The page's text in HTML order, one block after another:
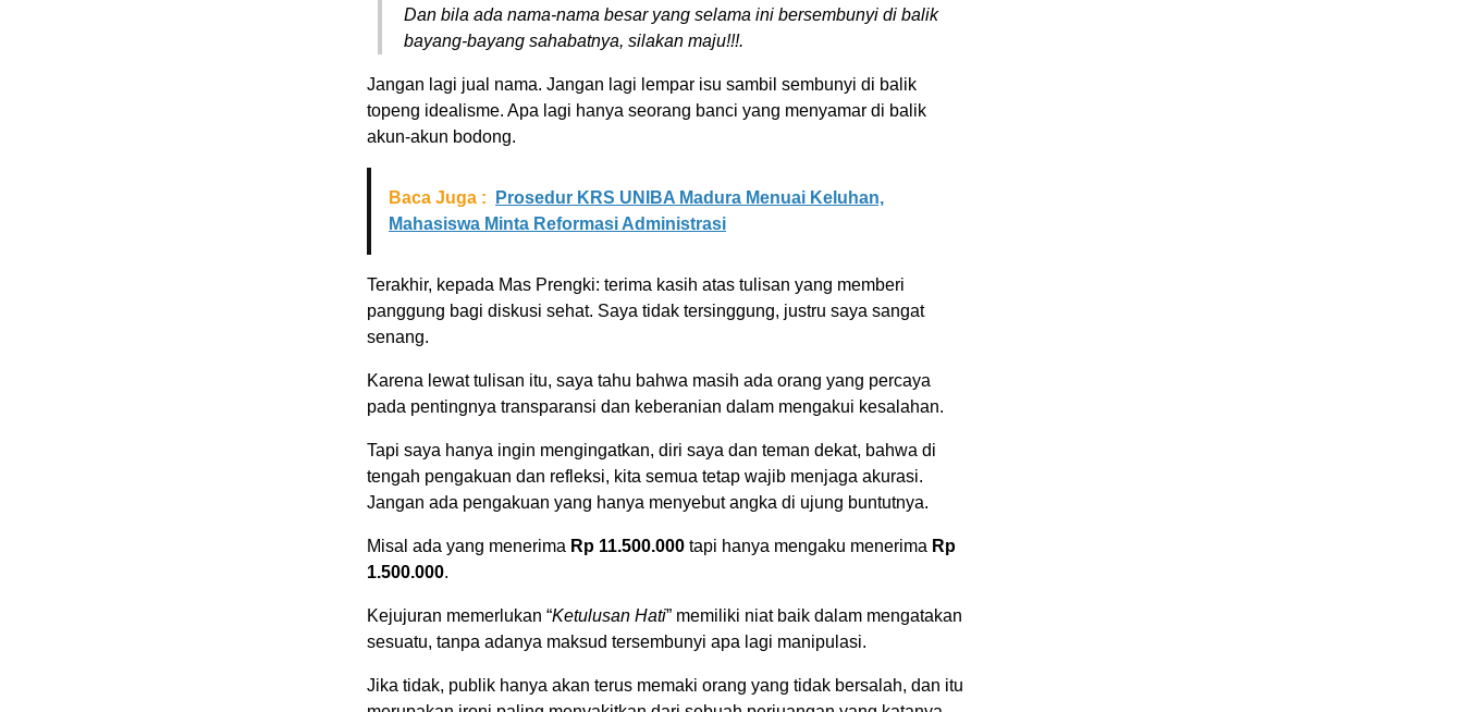
Dan bila ada nama-nama besar yang selama ini bersembunyi di balik
bayang-bayang sahabatnya, silakan maju!!!.
Jangan lagi jual nama. Jangan lagi lempar isu sambil sembunyi di balik
topeng idealisme. Apa lagi hanya seorang banci yang menyamar di balik
akun-akun bodong.
Baca Juga :
Prosedur KRS UNIBA Madura Menuai Keluhan,
Mahasiswa Minta Reformasi Administrasi
Terakhir, kepada Mas Prengki: terima kasih atas tulisan yang memberi
panggung bagi diskusi sehat. Saya tidak tersinggung, justru saya sangat
senang.
Karena lewat tulisan itu, saya tahu bahwa masih ada orang yang percaya
pada pentingnya transparansi dan keberanian dalam mengakui kesalahan.
Tapi saya hanya ingin mengingatkan, diri saya dan teman dekat, bahwa di
tengah pengakuan dan refleksi, kita semua tetap wajib menjaga akurasi.
Jangan ada pengakuan yang hanya menyebut angka di ujung buntutnya.
Misal ada yang menerima Rp 11.500.000 tapi hanya mengaku menerima Rp
1.500.000.
Kejujuran memerlukan “Ketulusan Hati” memiliki niat baik dalam mengatakan
sesuatu, tanpa adanya maksud tersembunyi apa lagi manipulasi.
Jika tidak, publik hanya akan terus memaki orang yang tidak bersalah, dan itu